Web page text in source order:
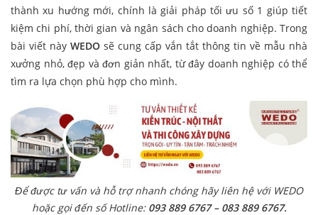
thành xu hướng mới, chính là giải pháp tối ưu số 1 giúp tiết
kiệm chi phí, thời gian và ngân sách cho doanh nghiệp. Trong
bài viết này WEDO sẽ cung cấp vắn tắt thông tin về mẫu nhà
xưởng nhỏ, đẹp và đơn giản nhất, từ đây doanh nghiệp có thể
tìm ra lựa chọn phù hợp cho mình.
Để được tư vấn và hỗ trợ nhanh chóng hãy liên hệ với WEDO
hoặc gọi đến số Hotline: 093 889 6767 – 083 889 6767.